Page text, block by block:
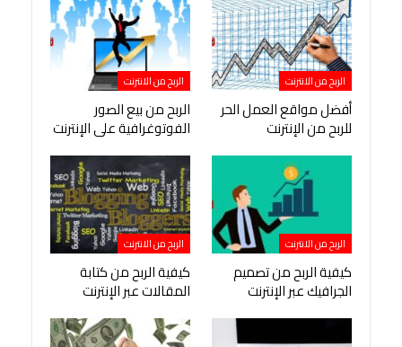
الربح من الانترنت
أفضل مواقع العمل الحر
للربح من الإنترنت
الربح من الانترنت
الربح من بيع الصور
الفوتوغرافية على الإنترنت
الربح من الانترنت
كيفية الربح من تصميم
الجرافيك عبر الإنترنت
الربح من الانترنت
كيفية الربح من كتابة
المقالات عبر الإنترنت